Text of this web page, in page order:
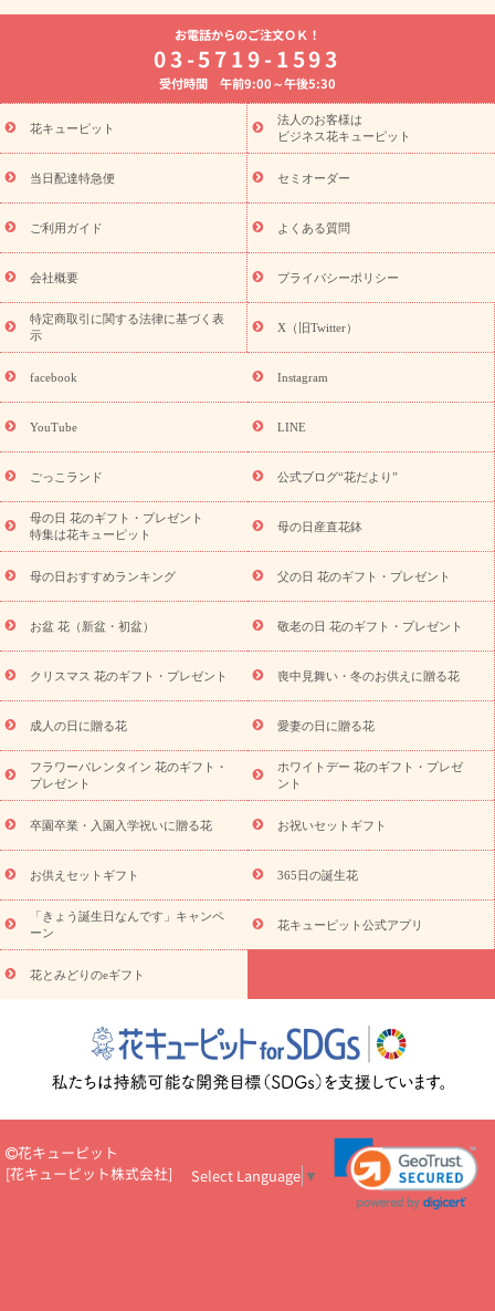
よく贈られる花
お祝いの花特集
誕生日フラワーギフト特集
8月の誕生花(トルコキキョウ)
開店・開業祝い
お供え・お悔やみ お供え・お悔やみの花
通夜・葬儀に贈る花 胡蝶蘭・花鉢
ーブドフラワー
季節のイベント
ひまわり ギフト・プレゼント
特集
お盆 花（新盆・初盆） 季節のイベント
お盆 花（新
盆・初盆）
お盆 花（新盆・初盆）
お盆・お供え 花とセットギ
フト
お盆・お供え プリザーブドフラワー
ひまわり ギフト・プ
レゼント特集
夏の花贈り・お中元・暑中見舞い 花のギフト特集
敬老の日におくる花ギフト・プレゼント特集
花ギフト・プレゼント特集
敬老の日 花のおすすめランキング
敬
老の日 花鉢植えのギフト・プレゼント特集
敬老の日 花とセットギ
フト・プレゼント特集
敬老の日の花 全てのギフト一覧
キャン
ペーン
「きょう誕生日なんです」キャンペーン
探す
誕生日フラワーギフト 誕生日フラワーギフト特集
誕生
日フラワーギフト商品一覧
ユリ トルコキキョウ
誕生花(トルコキキョウ)
9月の誕生花(リンドウ)
誕生日セット
ギフト
「きょう誕生日なんです」キャンペーン
用途から探す お祝いの花特集 当日配達特急便
お祝い商品
一覧
お祝い 新築・引っ越し祝い
結婚記念日
結婚祝い 出産祝い 退院祝い・快気祝い
還暦
祝い・長寿祝い
プチギフト ペットのお祝いフラワー
元・暑中見舞い
敬老の日
お供え
お供え・お悔やみ商品一覧 お供え・お悔やみの花
十九日法要以降に贈る花
通夜・葬儀に贈る花
お供え お花とセッ
お盆（新盆・初盆）
お祝い返し お見舞い
お取り
プリザーブドフラワー
スタイルから探す
アレンジメント
蘭・花鉢
ミディ胡蝶蘭・お祝い ミディ胡蝶蘭・お供え
の青色胡蝶蘭
観葉植物 観葉植物 産直多肉植物
プリザーブ
ドフラワー
お祝い お供え・お悔やみ 花とセットギフト
ミオーダー
プチギフト（hanamore -ハナモア-）
花とみどりの
eギフト
花キューピットのeGfit カラー ピンク
レンジ
レッド お花の種類 バラ ユリ トルコキキョウ
予
算から探す
お祝い お祝い・3000円～ お祝い・
お祝い・5000円～ お祝い・7000円～ お祝い・10000円～
お供え・お悔やみ
お供え・お悔やみ・3000円～
お供え・お
悔やみ・5000円～ お供え・お悔やみ・7000円～
お供え・お悔
やみ・10000円～
365日の誕生花カレンダー
開店・開業祝
お祝いを贈るときのマナー・
花キューピットのお祝いコラム一覧
誕生日のお花を「色
彩心理学」で選ぶ方法
結婚祝いの予算相場
出産祝いお役立ち情
転職祝いのマナー基礎知識
ペットのお祝いワンポイントアド
バイス
スタンド花（フラスタ）のマナー
お見舞いのマナーとル
お祝い花のマナー総まとめ
場上司や先輩へ贈るお祝い花の正解は？
開店祝いの花 選び方ガイ
ド（早見表あり）
花キューピットのお供え・
お電話からのご注文ＯＫ！
03-5719-1593
受付時間 午前9:00～午後5:30
花キューピット
法人のお客様は
ビジネス花キューピット
当日配達特急便 セミオーダー
ご利用ガイド よくある質問
会社概要 プライバシーポリシー
特定商取引に関する法律に基づく表
示
X（旧Twitter）
facebook Instagram
YouTube LINE
ごっこランド 公式ブログ“花だより”
母の日 花のギフト・プレゼント
特集は花キューピット
母の日産直花鉢
母の日おすすめランキング 父の日 花のギフト・プレゼント
お盆 花（新盆・初盆） 敬老の日 花のギフト・プレゼント
クリスマス 花のギフト・プレゼント 喪中見舞い・冬のお供えに贈る花
成人の日に贈る花 愛妻の日に贈る花
フラワーバレンタイン 花のギフト・
プレゼント
ホワイトデー 花のギフト・プレゼ
ント
卒園卒業・入園入学祝いに贈る花 お祝いセットギフト
お供えセットギフト 365日の誕生花
「きょう誕生日なんです」キャンペ
ーン
花キューピット公式アプリ
花とみどりのeギフト
花キューピット
[花キューピット株式会社] Select Language ▼